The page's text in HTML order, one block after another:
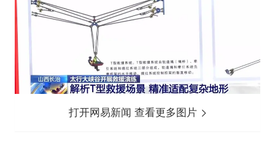
打开网易新闻 查看更多图片